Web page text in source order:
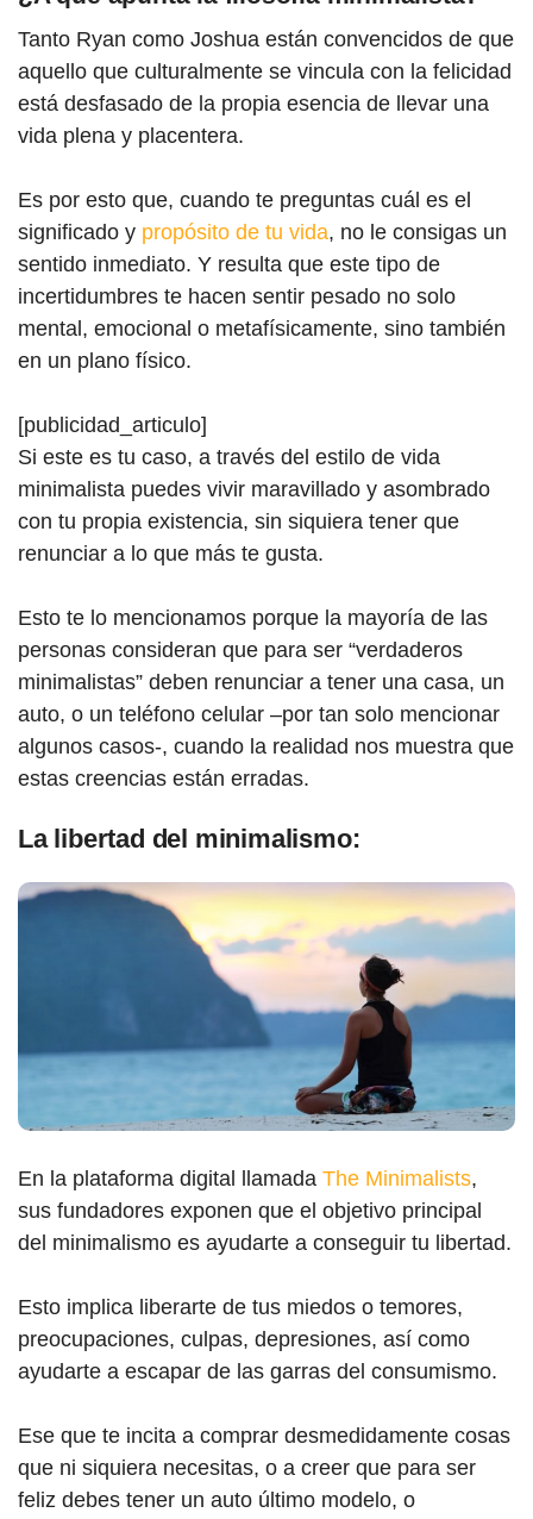
Tanto Ryan como Joshua están convencidos de que
aquello que culturalmente se vincula con la felicidad
está desfasado de la propia esencia de llevar una
vida plena y placentera.
Es por esto que, cuando te preguntas cuál es el
significado y propósito de tu vida, no le consigas un
sentido inmediato. Y resulta que este tipo de
incertidumbres te hacen sentir pesado no solo
mental, emocional o metafísicamente, sino también
en un plano físico.
[publicidad_articulo]
Si este es tu caso, a través del estilo de vida
minimalista puedes vivir maravillado y asombrado
con tu propia existencia, sin siquiera tener que
renunciar a lo que más te gusta.
Esto te lo mencionamos porque la mayoría de las
personas consideran que para ser “verdaderos
minimalistas” deben renunciar a tener una casa, un
auto, o un teléfono celular –por tan solo mencionar
algunos casos-, cuando la realidad nos muestra que
estas creencias están erradas.
La libertad del minimalismo:
En la plataforma digital llamada The Minimalists,
sus fundadores exponen que el objetivo principal
del minimalismo es ayudarte a conseguir tu libertad.
Esto implica liberarte de tus miedos o temores,
preocupaciones, culpas, depresiones, así como
ayudarte a escapar de las garras del consumismo.
Ese que te incita a comprar desmedidamente cosas
que ni siquiera necesitas, o a creer que para ser
feliz debes tener un auto último modelo, o